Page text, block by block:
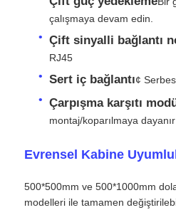
Bir İndirim İste
LED Video Duvar Ekranı
LED ekran ekranı
çalışmaya devam edin.
Çift sinyalli bağlantı
RJ45
Sert iç bağlantı¢
Çarpışma karşıtı
montaj/koparılmaya dayanır
Evrensel Kabine
500*500mm ve 500*1000mm
modelleri ile tamamen